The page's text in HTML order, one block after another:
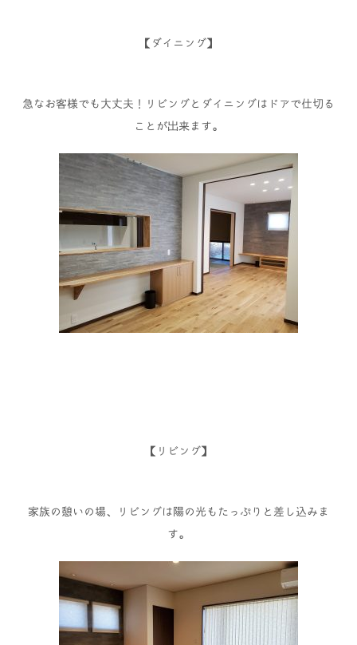
【ダイニング】
急なお客様でも大丈夫！リビングとダイニングはドアで仕切る
ことが出来ます。
【リビング】
家族の憩いの場、リビングは陽の光もたっぷりと差し込みま
す。